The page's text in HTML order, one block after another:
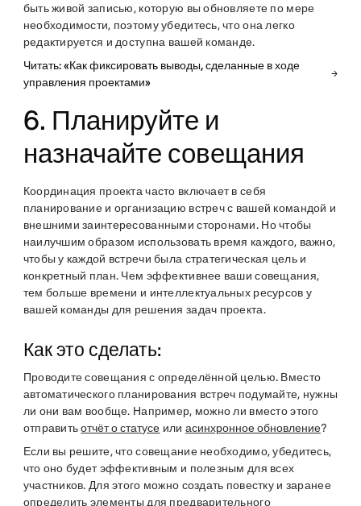
быть живой записью, которую вы обновляете по мере
необходимости, поэтому убедитесь, что она легко
редактируется и доступна вашей команде.
Читать: «Как фиксировать выводы, сделанные в ходе
управления проектами»
6. Планируйте и
назначайте совещания
Координация проекта часто включает в себя
планирование и организацию встреч с вашей командой и
внешними заинтересованными сторонами. Но чтобы
наилучшим образом использовать время каждого, важно,
чтобы у каждой встречи была стратегическая цель и
конкретный план. Чем эффективнее ваши совещания,
тем больше времени и интеллектуальных ресурсов у
вашей команды для решения задач проекта.
Как это сделать:
Проводите совещания с определённой целью. Вместо
автоматического планирования встреч подумайте, нужны
ли они вам вообще. Например, можно ли вместо этого
отправитьотчёт о статусе или асинхронное обновление?
Если вы решите, что совещание необходимо, убедитесь,
что оно будет эффективным и полезным для всех
участников. Для этого можно создать повестку и заранее
определить элементы для предварительного